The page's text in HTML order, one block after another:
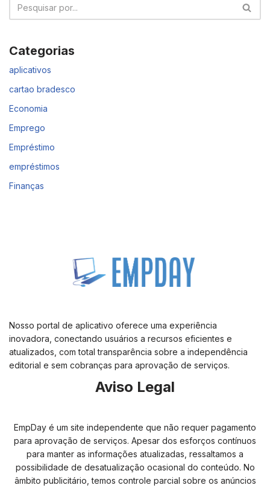
Categorias
aplicativos
cartao bradesco
Economia
Emprego
Empréstimo
empréstimos
Finanças
Nosso portal de aplicativo oferece uma experiência
inovadora, conectando usuários a recursos eficientes e
atualizados, com total transparência sobre a independência
editorial e sem cobranças para aprovação de serviços.
Aviso Legal
EmpDay é um site independente que não requer pagamento
para aprovação de serviços. Apesar dos esforços contínuos
para manter as informações atualizadas, ressaltamos a
possibilidade de desatualização ocasional do conteúdo. No
âmbito publicitário, temos controle parcial sobre os anúncios